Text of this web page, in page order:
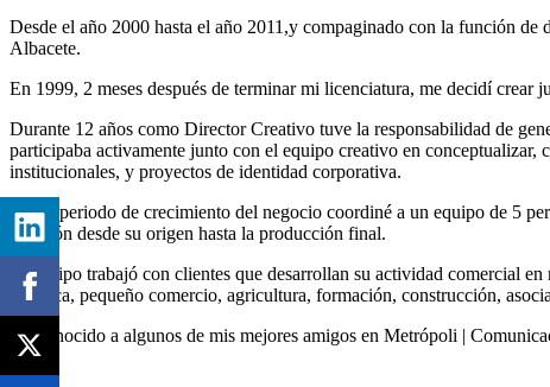
Desde el año 2000 hasta el año 2011,y compaginado con la función
Albacete.
En 1999, 2 meses después de terminar mi licenciatura, me decidí
Durante 12 años como Director Creativo tuve la responsabilidad de
participaba activamente junto con el equipo creativo en
institucionales, y proyectos de identidad corporativa.
En un periodo de crecimiento del negocio coordiné a un equipo de 5
creación desde su origen hasta la producción final.
El equipo trabajó con clientes que desarrollan su actividad comercial
robótica, pequeño comercio, agricultura, formación, construcción,
He conocido a algunos de mis mejores amigos en Metrópoli |